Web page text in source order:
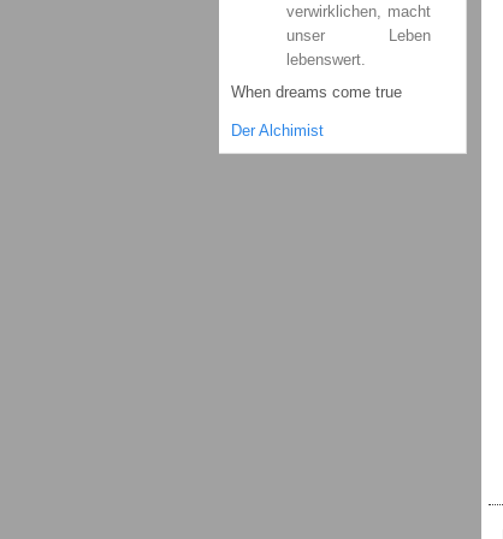
verwirklichen, macht
unser Leben
lebenswert.
When dreams come true
Der Alchimist